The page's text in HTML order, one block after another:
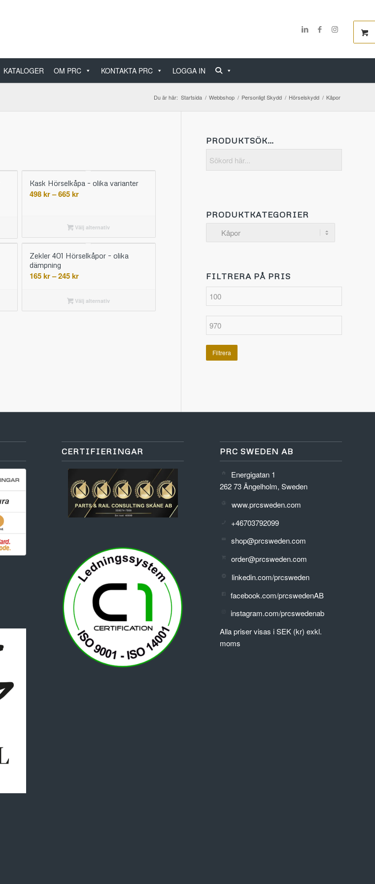
KATALOGER OM PRC KONTAKTA PRC LOGGA IN
Du är här: Startsida / Webbshop / Personligt Skydd / Hörselskydd / Kåpor
Kask Hörselkåpa – olika varianter
498kr–665krPrisintervall:
665 kr
Välj alternativ
Zekler 401 Hörselkåpor – olika
dämpning
165kr–245krPrisintervall:
till
245 kr
Välj alternativ
PRODUKTSÖK…
PRODUKTKATEGORIER
FILTRERA PÅ PRIS
Filtrera
CERTIFIERINGAR PRC SWEDEN AB
Energigatan 1
262 73 Ängelholm, Sweden
www.prcsweden.com
+46703792099
shop@prcsweden.com
order@prcsweden.com
linkedin.com/prcsweden
facebook.com/prcswedenAB
instagram.com/prcswedenab
Alla priser visas i SEK (kr) exkl.
moms